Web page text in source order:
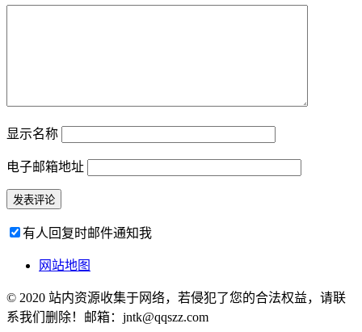
显示名称
电子邮箱地址
有人回复时邮件通知我
网站地图
© 2020 站内资源收集于网络，若侵犯了您的合法权益，请联
系我们删除！邮箱：jntk@qqszz.com